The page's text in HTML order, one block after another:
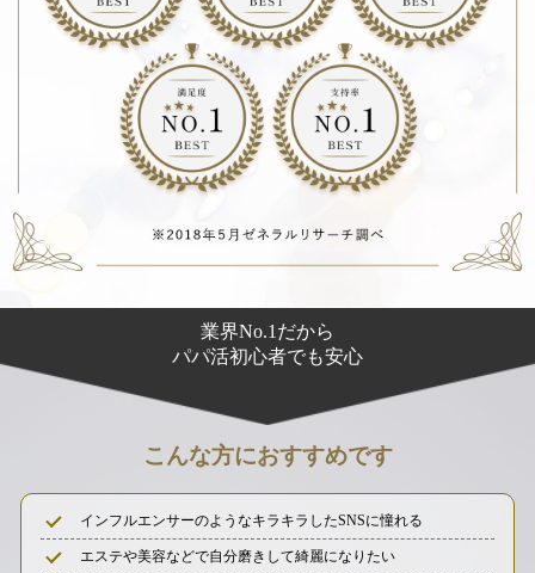
業界No.1だから
パパ活初心者でも安心
こんな方におすすめです
インフルエンサーのようなキラキラしたSNSに憧れる
エステや美容などで自分磨きして綺麗になりたい